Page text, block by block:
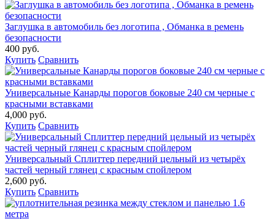
Заглушка в автомобиль без логотипа , Обманка в ремень
безопасности
400 руб.
Купить Сравнить
Универсальные Канарды порогов боковые 240 см черные с
красными вставками
4,000 руб.
Купить Сравнить
Универсальный Сплиттер передний цельный из четырёх
частей черный глянец с красным спойлером
2,600 руб.
Купить Сравнить